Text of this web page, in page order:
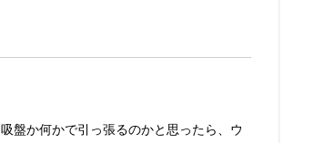
吸盤か何かで引っ張るのかと思ったら、ウ